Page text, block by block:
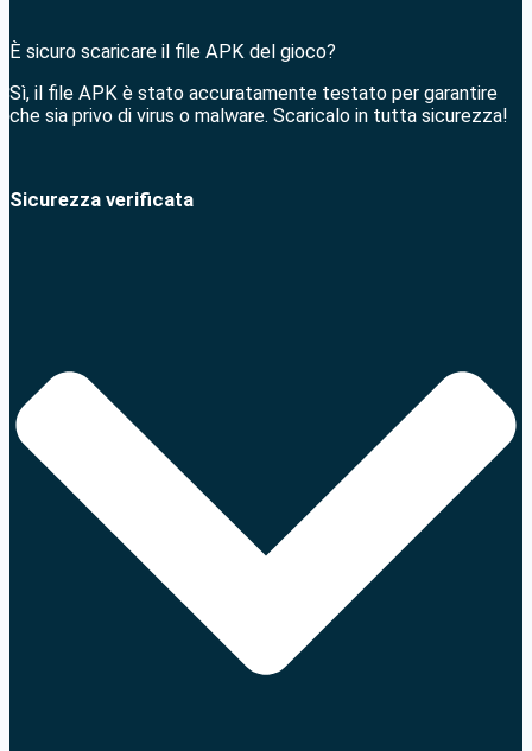
È sicuro scaricare il file APK del gioco?
Sì, il file APK è stato accuratamente testato per garantire
che sia privo di virus o malware. Scaricalo in tutta sicurezza!
Sicurezza verificata